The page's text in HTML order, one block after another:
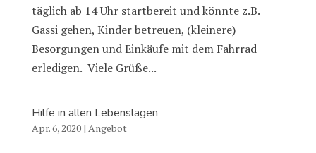
täglich ab 14 Uhr startbereit und könnte z.B.
Gassi gehen, Kinder betreuen, (kleinere)
Besorgungen und Einkäufe mit dem Fahrrad
erledigen. Viele Grüße...
Hilfe in allen Lebenslagen
Apr. 6, 2020| Angebot